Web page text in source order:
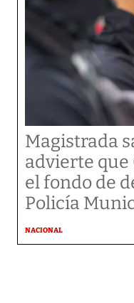
Magistrada
advierte que
el fondo de
Policía
NACIONAL